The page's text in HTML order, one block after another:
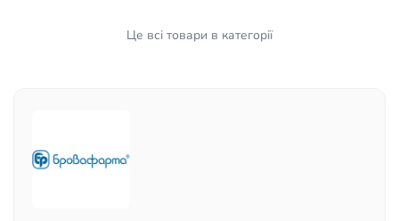
Це всі товари в категорії